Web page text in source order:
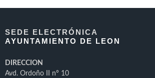
SEDE ELECTRÓNICA
AYUNTAMIENTO DE LEON
DIRECCION
Avd. Ordoño II nº 10